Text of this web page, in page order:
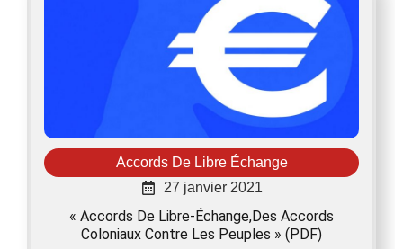
Accords De Libre Échange
27 janvier 2021
« Accords De Libre-Échange,des Accords
Coloniaux Contre Les Peuples » (PDF)